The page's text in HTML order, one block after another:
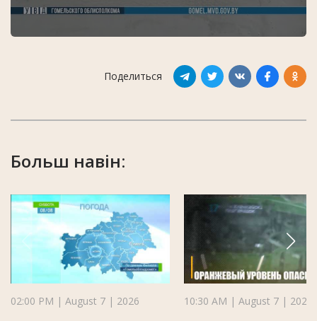
Поделиться
Больш навін:
02:00 PM | August 7 | 2026 10:30 AM | August 7 | 2026